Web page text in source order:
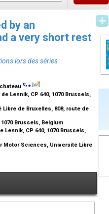
by an
a very short rest
lors des séries
e,⁎
Lennik, CP 640, 1070 Brussels,
Libre de Bruxelles, 808, route de
Brussels, Belgium
CP 640, 1070 Brussels,
Motor Sciences, Université Libre